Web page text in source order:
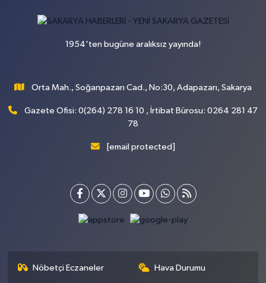
1954'ten bugüne aralıksız yayında!
Orta Mah., Soğanpazarı Cad., No:30, Adapazarı, Sakarya
Gazete Ofisi: 0(264) 278 16 10 , İrtibat Bürosu: 0264 281 47
78
[email protected]
Nöbetçi Eczaneler Hava Durumu